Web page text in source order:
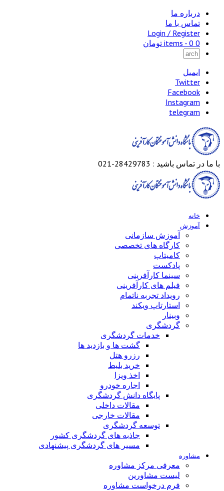
درباره ما
تماس با ما
Login / Register
0 items -
0 تومان
ایمیل
Twitter
Facebook
Instagram
telegram
با ما در تماس باشید : 28429783-021
خانه
آموزش
آموزش سازمانی
کارگاه های تخصصی
کامیتاپ
پادکست
سینما کارآفرینی
فیلم های کارآفرینی
رویداد تجربه ناتمام
استارتاپ ویکند
وبینار
گردشگری
خدمات گردشگری
گشت ها و بازدید ها
رزرو هتل
خرید بلیط
اخذ ویزا
اجاره خودرو
پایگاه دانش گردشگری
مقالات داخلی
مقالات خارجی
توسعه گردشگری
جاذبه های گردشگری کشور
مسیر های گردشگری پیشنهادی
مشاوره
معرفی مرکز مشاوره
لیست مشاورین
فرم درخواست مشاوره